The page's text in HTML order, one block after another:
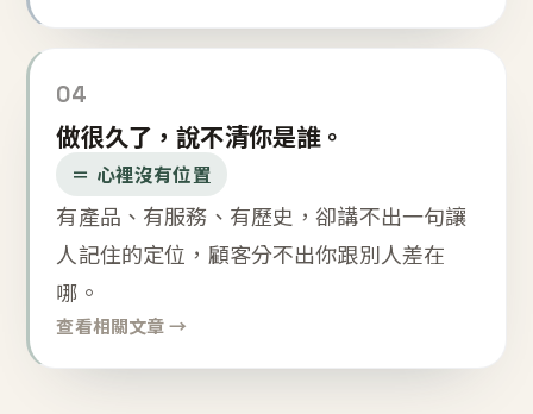
04
做很久了，說不清你是誰。
＝ 心裡沒有位置
有產品、有服務、有歷史，卻講不出一句讓
人記住的定位，顧客分不出你跟別人差在
哪。
查看相關文章 →